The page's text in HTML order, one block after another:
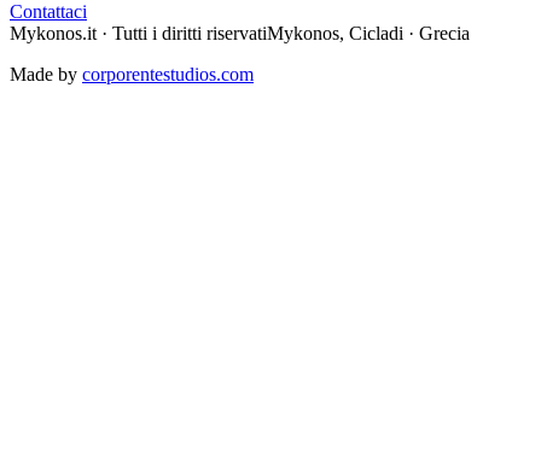
Contattaci
Mykonos.it · Tutti i diritti riservatiMykonos, Cicladi · Grecia
Made by corporentestudios.com